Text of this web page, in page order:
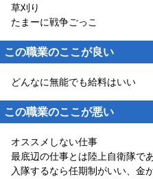
草刈り
たまーに戦争ごっこ
この職業のここが良い
どんなに無能でも給料はいい
この職業のここが悪い
オススメしない仕事
最底辺の仕事とは陸上自衛隊であ
入隊するなら任期制がいい、金